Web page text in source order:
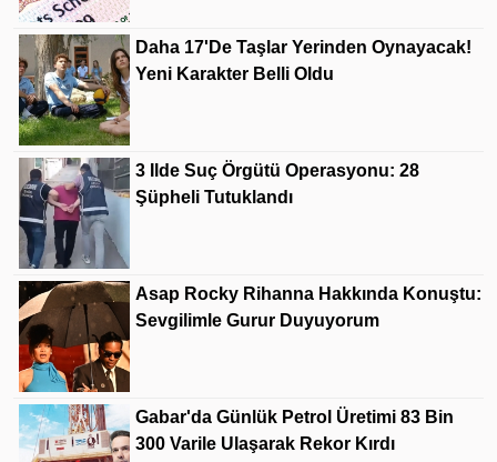
Daha 17'de Taşlar Yerinden Oynayacak!
Yeni Karakter Belli Oldu
3 Ilde Suç Örgütü Operasyonu: 28
Şüpheli Tutuklandı
Asap Rocky Rihanna Hakkında Konuştu:
Sevgilimle Gurur Duyuyorum
Gabar'da Günlük Petrol Üretimi 83 Bin
300 Varile Ulaşarak Rekor Kırdı